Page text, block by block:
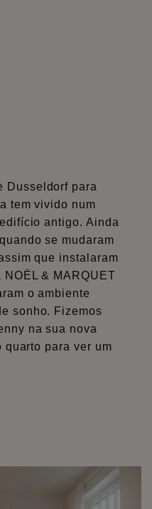
Dusseldorf para
tem vivido num
antigo. Ainda
se mudaram
que instalaram
& MARQUET
o ambiente
sonho. Fizemos
na sua nova
para ver um